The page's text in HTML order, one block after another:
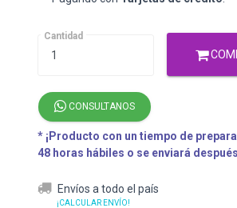
Cantidad
CONSULTANOS
* ¡Producto con un tiempo de
48 horas hábiles o se enviará
Envíos a todo el país
¡CALCULAR ENVÍO!